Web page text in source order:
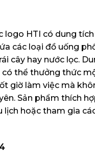
logo HTI có dung
các loại đồ uống
cây hay nước lọc.
thể thưởng thức
giờ làm việc mà
Sản phẩm thích
lịch hoặc tham gia